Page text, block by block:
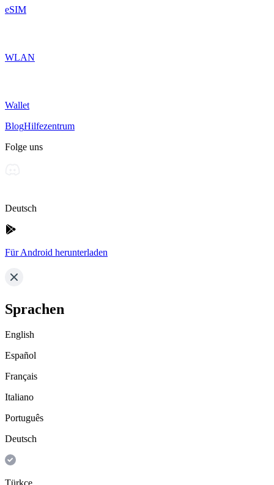
eSIM
WLAN
Wallet
BlogHilfezentrum
Folge uns
Deutsch
Für Android herunterladen
Sprachen
English
Español
Français
Italiano
Português
Deutsch